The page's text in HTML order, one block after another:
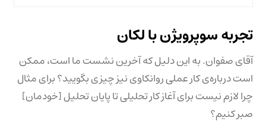
تجربه سوپرویژن با لکان
آقای صفوان. به این دلیل که آخرین نشست ما است، ممکن
است درباره‌ی کار عملی روانکاوی نیز چیزی بگویید؟ برای مثال
چرا لازم نیست برای آغاز کار تحلیلی تا پایان تحلیل [خودمان]
صبر کنیم؟